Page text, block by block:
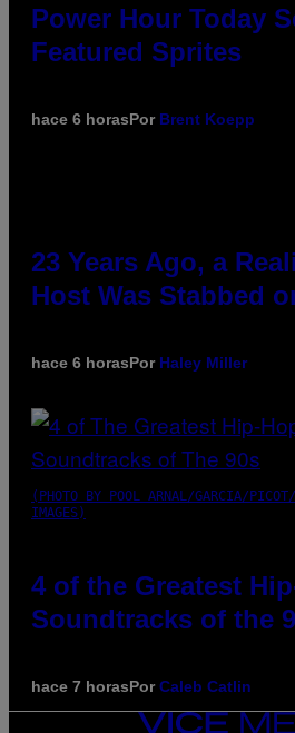
Power Hour Today
Featured Sprites
hace 6 horasPor Brent Koepp
23 Years Ago, a
Host Was Stabbed
hace 6 horasPor Haley Miller
(PHOTO BY POOL ARNAL/GARCIA/
IMAGES)
4 of the Greatest
Soundtracks of the
hace 7 horasPorCaleb Catlin
VICE